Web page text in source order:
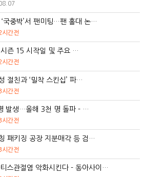
국중박’서 팬미팅…팬 홀대 논…
시간전
시즌 15 시작일 및 주요 …
시간전
절친과 ‘밀착 스킨십’ 파…
시간전
발생…올해 3천 명 돌파 - …
시간전
패키징 공장 지분매각 등 검…
시간전
스관절염 악화시킨다 - 동아사이…